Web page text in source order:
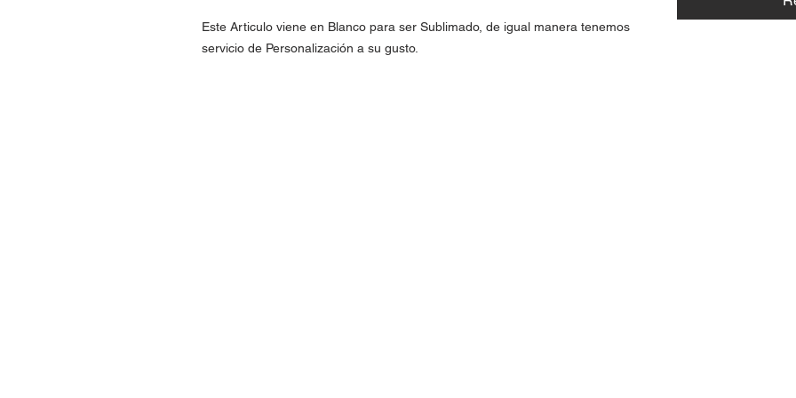
Este Articulo viene en Blanco para ser Sublimado, de igual manera tenemos
servicio de Personalización a su gusto.